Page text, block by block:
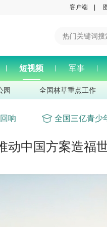
客户端
短视频 军事
园 全国林草重点工作
响 全国三亿青少
动中国方案造福